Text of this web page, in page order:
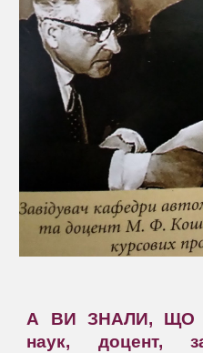
А ВИ ЗНАЛИ, ЩО
наук, доцент,